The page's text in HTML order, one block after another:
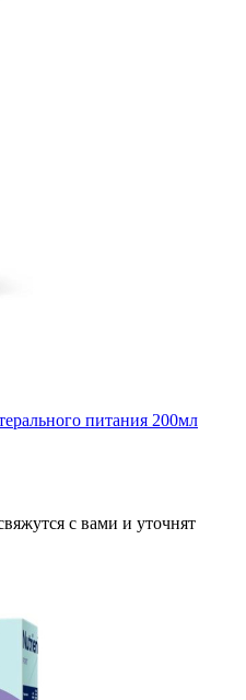
питания 200мл
с вами и уточнят